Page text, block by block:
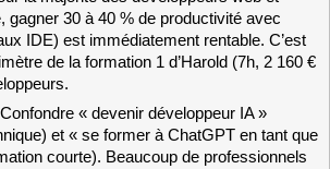
gagner 30 à 40 % de productivité avec
IDE) est immédiatement rentable. C’est
de la formation 1 d’Harold (7h, 2 160 €
Confondre « devenir développeur IA »
et « se former à ChatGPT en tant que
courte). Beaucoup de professionnels